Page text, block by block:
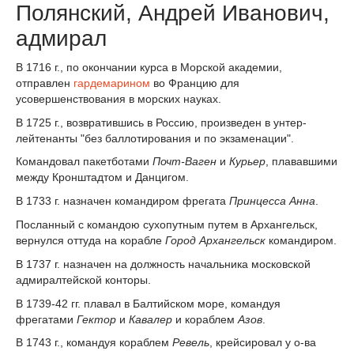
Полянский, Андрей Иванович,
адмирал
В 1716 г., по окончании курса в Морской академии,
отправлен гардемарином во Францию для
усовершенствования в морских науках.
В 1725 г., возвратившись в Россию, произведен в унтер-
лейтенанты "без баллотирования и по экзаменации".
Командовал пакетботами Почт-Ваген и Курьер, плававшими
между Кронштадтом и Данцигом.
В 1733 г. назначен командиром фрегата Принцесса Анна
Посланный с командою сухопутным путем в Архангельск,
вернулся оттуда на корабле Город Архангельск командиром.
В 1737 г. назначен на должность начальника московской
адмиралтейской конторы.
В 1739-42 гг. плавал в Балтийском море, командуя
фрегатами Гектор и Кавалер и кораблем Азов
В 1743 г., командуя кораблем Ревель, крейсировал у о-ва